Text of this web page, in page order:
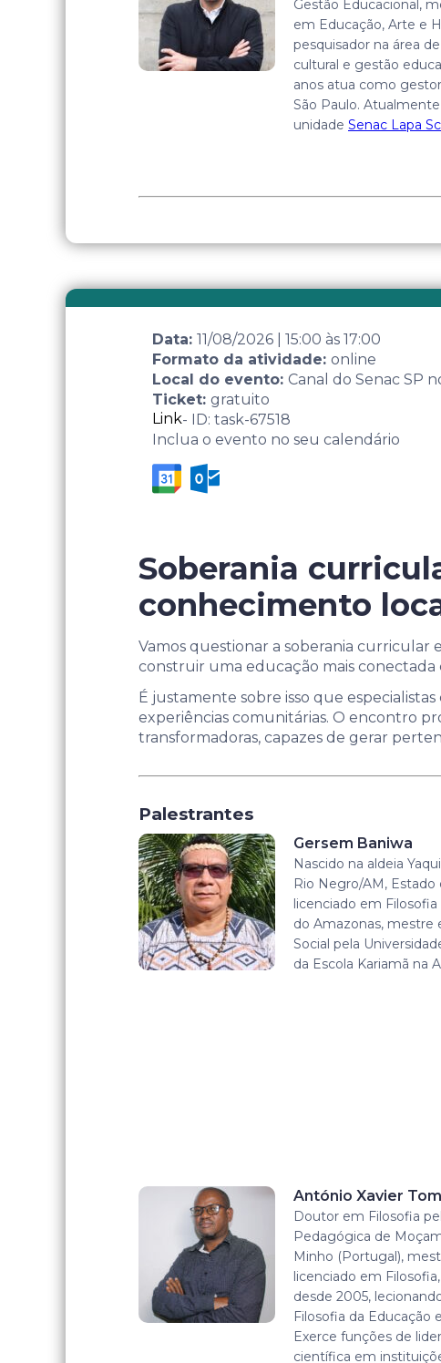
Gestão Educacional,
em Educação, Arte e
pesquisador na área
cultural e gestão
anos atua como
São Paulo.
unidade Senac Lapa
Data: 11/08/2026 15:00 às 17:00
Formato da atividade: online
Local do evento: Canal do Senac SP
Ticket: gratuito
Link- ID: task-67518
Inclua o evento no seu calendário
Soberania
conhecimento
Vamos questionar a soberania curricular
construir uma educação mais
É justamente sobre isso que
experiências comunitárias. O encontro
transformadoras, capazes de gerar
Palestrantes
Gersem Baniwa
Nascido na aldeia
Rio Negro/AM, Estado
licenciado em
do Amazonas,
Social pela
da Escola Kariamã na
António Xavier
Doutor em Filosofia
Pedagógica de
Minho (Portugal),
licenciado em
desde 2005,
Filosofia da Educação
Exerce funções de
científica em